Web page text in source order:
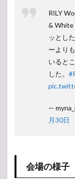
RILY
& White
ッとし
ーより
いると
した。
—
月30日
会場の様子